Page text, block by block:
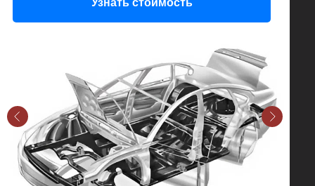
Узнать стоимость